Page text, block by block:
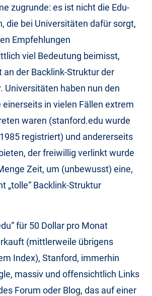
zugrunde: es ist nicht die Edu-
die bei Universitäten dafür sorgt,
Empfehlungen
viel Bedeutung beimisst,
an der Backlink-Struktur der
Universitäten haben nun den
einerseits in vielen Fällen extrem
waren (stanford.edu wurde
registriert) und andererseits
der freiwillig verlinkt wurde
Zeit, um (unbewusst) eine,
„tolle“ Backlink-Struktur
für 50 Dollar pro Monat
(mittlerweile übrigens
Index), Stanford, immerhin
massiv und offensichtlich Links
Forum oder Blog, das auf einer